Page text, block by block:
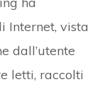
Internet, vista
dall’utente
letti, raccolti